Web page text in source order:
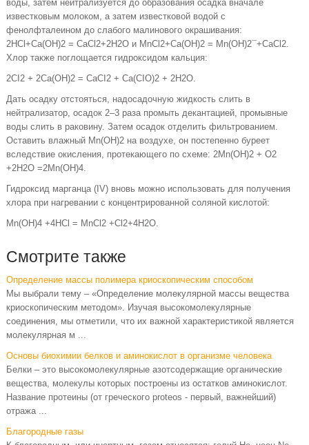
воды, затем нейтрализуется до образования осадка вначале
известковым молоком, а затем известковой водой с
фенолфталеином до слабого малинового окрашивания:
2HCl+Ca(OH)2 = CaCl2+2H2O и MnCl2+Ca(OH)2 = Mn(OH)2¯+CaCl2.
Хлор также поглощается гидроксидом кальция:
2CI2 + 2Ca(OH)2 = CaCI2 + Ca(CIO)2 + 2H2O.
Дать осадку отстояться, надосадочную жидкость слить в
нейтрализатор, осадок 2–3 раза промыть декантацией, промывные
воды слить в раковину. Затем осадок отделить фильтрованием.
Оставить влажный Mn(OH)2 на воздухе, он постепенно буреет
вследствие окисления, протекающего по схеме: 2Mn(OH)2 + O2
+2H2O =2Mn(OH)4.
Гидроксид марганца (IV) вновь можно использовать для получения
хлора при нагревании с концентрированной соляной кислотой:
Mn(OH)4 +4HCl = MnCl2 +Cl2+4H2O.
Смотрите также
Определение массы полимера криоскопическим способом
Мы выбрали тему – «Определение молекулярной массы вещества
криоскопическим методом». Изучая высокомолекулярные
соединения, мы отметили, что их важной характеристикой является
молекулярная м ...
Основы биохимии белков и аминокислот в организме человека
Белки – это высокомолекулярные азотсодержащие органические
вещества, молекулы которых построены из остатков аминокислот.
Название протеины (от греческого proteos - первый, важнейший)
отража ...
Благородные газы